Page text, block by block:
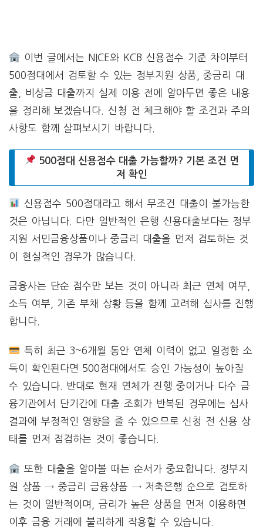
이번 글에서는 NICE와 KCB 신용점수 기준 차이부터
500점대에서 검토할 수 있는 정부지원 상품, 중금리 대
출, 비상금 대출까지 실제 이용 전에 알아두면 좋은 내용
을 정리해 보겠습니다. 신청 전 체크해야 할 조건과 주의
사항도 함께 살펴보시기 바랍니다.
500점대 신용점수 대출 가능할까? 기본 조건 먼
저 확인
신용점수 500점대라고 해서 무조건 대출이 불가능한
것은 아닙니다. 다만 일반적인 은행 신용대출보다는 정부
지원 서민금융상품이나 중금리 대출을 먼저 검토하는 것
이 현실적인 경우가 많습니다.
금융사는 단순 점수만 보는 것이 아니라 최근 연체 여부,
소득 여부, 기존 부채 상황 등을 함께 고려해 심사를 진행
합니다.
특히 최근 3~6개월 동안 연체 이력이 없고 일정한 소
득이 확인된다면 500점대에서도 승인 가능성이 높아질
수 있습니다. 반대로 현재 연체가 진행 중이거나 다수 금
융기관에서 단기간에 대출 조회가 반복된 경우에는 심사
결과에 부정적인 영향을 줄 수 있으므로 신청 전 신용 상
태를 먼저 점검하는 것이 좋습니다.
또한 대출을 알아볼 때는 순서가 중요합니다. 정부지
원 상품 → 중금리 금융상품 → 저축은행 순으로 검토하
는 것이 일반적이며, 금리가 높은 상품을 먼저 이용하면
이후 금융 거래에 불리하게 작용할 수 있습니다.